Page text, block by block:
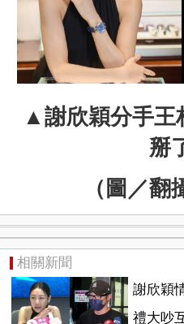
▲ 謝欣穎分手王
掰
（圖／翻
相關新聞
謝欣穎
禮大吵